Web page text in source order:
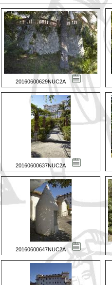
20160600629NUC2A
20160600637NUC2A
20160600647NUC2A